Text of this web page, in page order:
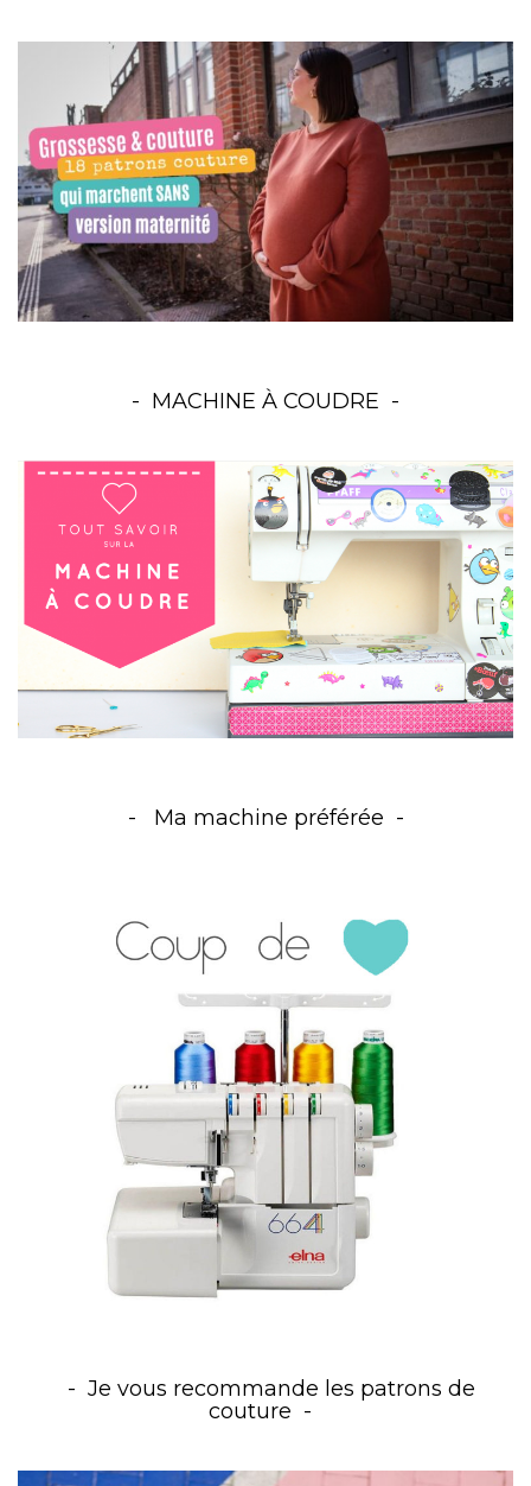
MACHINE À COUDRE
Ma machine préférée
Je vous recommande les patrons de
couture